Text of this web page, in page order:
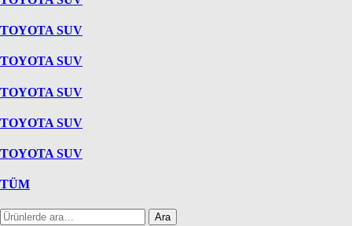
TOYOTA SUV
TOYOTA SUV
TOYOTA SUV
TOYOTA SUV
TOYOTA SUV
TÜM
Ara: Ara